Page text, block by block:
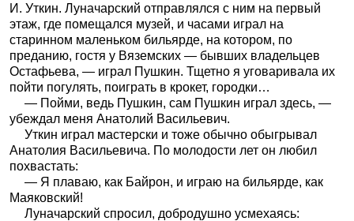
И. Уткин. Луначарский отправлялся с ним на первый
этаж, где помещался музей, и часами играл на
старинном маленьком бильярде, на котором, по
преданию, гостя у Вяземских — бывших владельцев
Остафьева, — играл Пушкин. Тщетно я уговаривала их
пойти погулять, поиграть в крокет, городки…
— Пойми, ведь Пушкин, сам Пушкин играл здесь, —
убеждал меня Анатолий Васильевич.
Уткин играл мастерски и тоже обычно обыгрывал
Анатолия Васильевича. По молодости лет он любил
похвастать:
— Я плаваю, как Байрон, и играю на бильярде, как
Маяковский!
Луначарский спросил, добродушно усмехаясь: